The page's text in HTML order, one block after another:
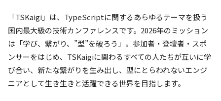
「TSKaigi」は、TypeScriptに関するあらゆるテーマを扱う
国内最大級の技術カンファレンスです。2026年のミッション
は「学び、繋がり、”型”を破ろう」。参加者・登壇者・スポ
ンサーをはじめ、TSKaigiに関わるすべての人たちが互いに学
び合い、新たな繋がりを生み出し、型にとらわれないエンジ
ニアとして生き生きと活躍できる世界を目指します。